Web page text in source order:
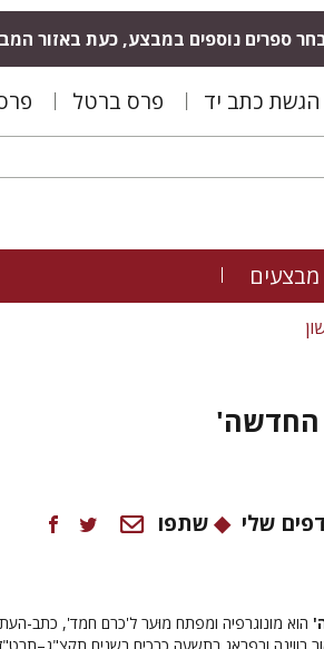
ספרים נוספים במבצע, כעת באזור
הגשת כתב יד פרס ברטל
מבצעים
החדשה'
שלי שתפו
הוא מונוגרפיה ומפתח מוּער ל'כרם חמד', כתב-העת